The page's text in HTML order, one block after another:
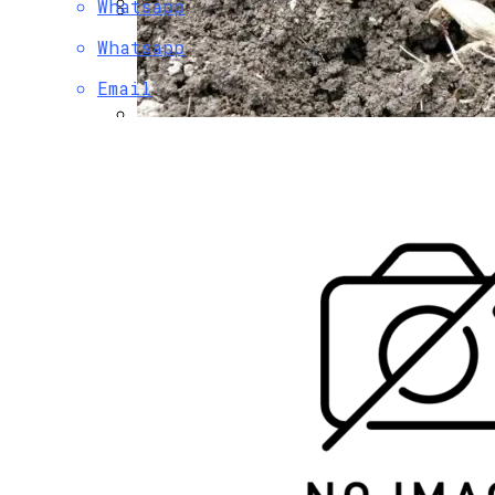
Как Прочистить Дымоход Своими
Руками
Основные Способы Взыскания Долгов
С Помощью Юридических Услуг
Whatsapp
Whatsapp
Email